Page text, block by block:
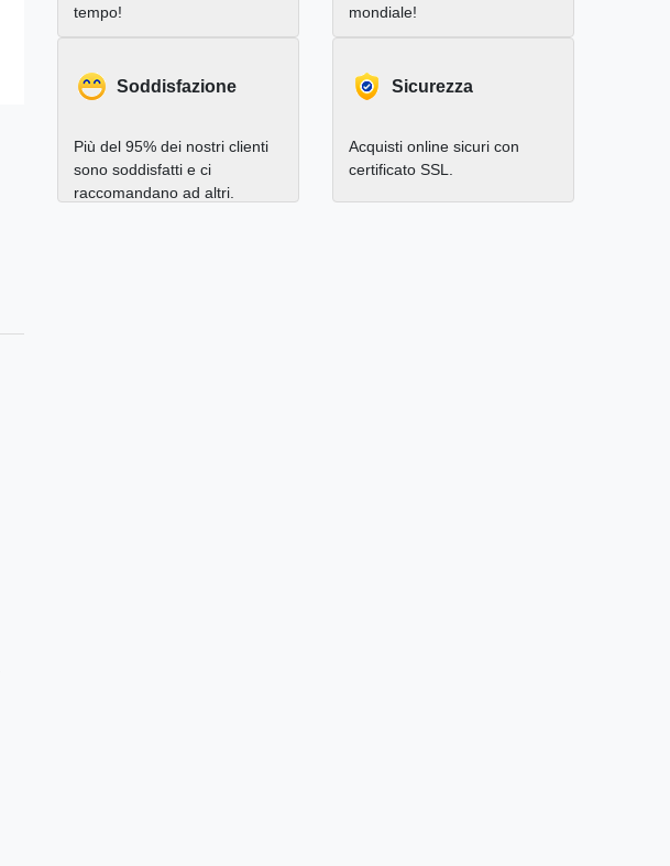
tempo!
mondiale!
Soddisfazione
Più del 95% dei nostri clienti
sono soddisfatti e ci
raccomandano ad altri.
Sicurezza
Acquisti online sicuri con
certificato SSL.